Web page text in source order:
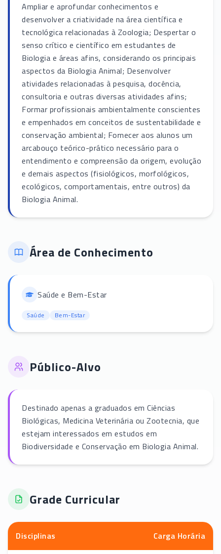
Ampliar e aprofundar conhecimentos e
desenvolver a criatividade na área científica e
tecnológica relacionadas à Zoologia; Despertar o
senso crítico e científico em estudantes de
Biologia e áreas afins, considerando os principais
aspectos da Biologia Animal; Desenvolver
atividades relacionadas à pesquisa, docência,
consultoria e outras diversas atividades afins;
Formar profissionais ambientalmente conscientes
e empenhados em conceitos de sustentabilidade e
conservação ambiental; Fornecer aos alunos um
arcabouço teórico-prático necessário para o
entendimento e compreensão da origem, evolução
e demais aspectos (fisiológicos, morfológicos,
ecológicos, comportamentais, entre outros) da
Biologia Animal.
Área de Conhecimento
Saúde e Bem-Estar
Saúde Bem-Estar
Público-Alvo
Destinado apenas a graduados em Ciências
Biológicas, Medicina Veterinária ou Zootecnia, que
estejam interessados em estudos em
Biodiversidade e Conservação em Biologia Animal.
Grade Curricular
Disciplinas Carga Horária